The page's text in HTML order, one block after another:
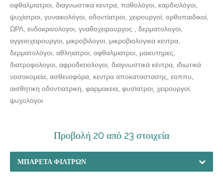
οφθαλμιατροι, διαγνωστικα κεντρα, παθολόγοι, καρδιολόγοι,
ψυχίατροι, γυναικολόγοι, οδοντίατροι, χειρουργοί, ορθοπαιδικοί,
ΩΡΛ, ενδοκρινολογοι, γναθοχειρουργος , δερματολογοι,
αγγειοχειρουργοι, μικροβιλογοι, μικροβιολογικα κεντρα,
δερματολόγοι, αθληιατροι, οφθαλμιατροι, μαιευτηρες,
διατροφολογοι, αφροδισιολογοι, διαγνωστικά κέντρα, ιδιωτικά
νοσοκομεία, ασθενοφόρα, κεντρα αποκαταστασης, εοππυ,
αισθητικη οδοντιατρικη, φαρμακεια, φυσίατροι, χειρουργοί,
ψυχολόγοι
Προβολή 20 από 23 στοιχεία
ΜΠΑΡΈΤΑ ΦΊΛΤΡΩΝ